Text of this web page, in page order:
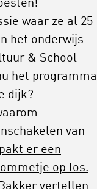
waar ze al 25
het onderwijs
& School
het programma
dijk?
van
er een
op los.